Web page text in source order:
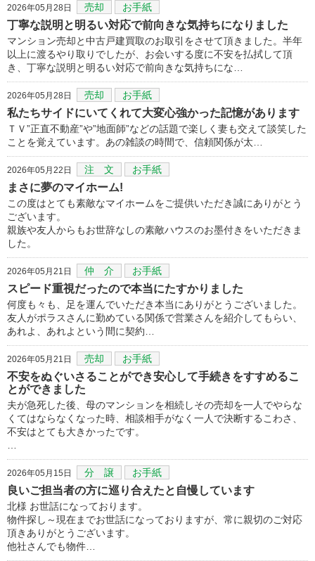
2026年05月28日 売却 お手紙
丁寧な説明と明るい対応で前向きな気持ちになりました
マンション売却と中古戸建買取のお取引をさせて頂きました。半年
以上に渡るやり取りでしたが、お会いする度に不安を払拭して頂
き、丁寧な説明と明るい対応で前向きな気持ちにな…
2026年05月28日 売却 お手紙
私たちサイドにいてくれて大変心強かった記憶があります
ＴＶ”正直不動産”や”地面師”などの話題で楽しく妻も交えて談笑した
ことを覚えています。あの雑談の時間で、信頼関係が太…
2026年05月22日 注 文 お手紙
まさに夢のマイホーム!
この度はとても素敵なマイホームをご提供いただき誠にありがとう
ございます。
親族や友人からもお世辞なしの素敵ハウスのお墨付きをいただきま
した。
2026年05月21日 仲 介 お手紙
スピード重視だったので本当にたすかりました
何度も々も、足を運んでいただき本当にありがとうございました。
友人がポラスさんに勤めている関係で営業さんを紹介してもらい、
あれよ、あれよという間に契約…
2026年05月21日 売却 お手紙
不安をぬぐいさることができ安心して手続きをすすめるこ
とができました
夫が急死した後、母のマンションを相続しその売却を一人でやらな
くてはならなくなった時、相談相手がなく一人で決断するこわさ、
不安はとても大きかったです。
2026年05月15日 分 譲 お手紙
良いご担当者の方に巡り合えたと自慢しています
北様 お世話になっております。
物件探し～現在までお世話になっておりますが、常に親切のご対応
頂きありがとうございます。
他社さんでも物件…